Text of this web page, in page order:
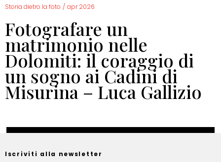
Storia dietro la foto / apr 2026
Fotografare un
matrimonio nelle
Dolomiti: il coraggio di
un sogno ai Cadini di
Misurina – Luca Gallizio
Iscriviti alla newsletter